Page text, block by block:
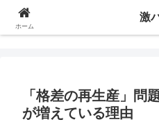
「格差の再生産」問
が増えている理由
ホーム
激